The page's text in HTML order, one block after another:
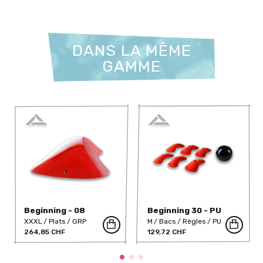
DANS LA MÊME
GAMME
Beginning - 08
XXXL Plats
GRP
264,85 CHF
Beginning 30 - PU
M Bacs Règles
PU
129,72 CHF